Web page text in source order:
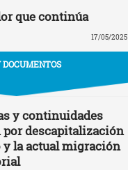
que continúa
17/05/2025
DOCUMENTOS
y continuidades
descapitalización
la actual migración